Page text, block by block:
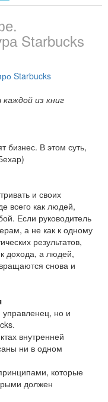
Starbucks
Starbucks
из книг
бизнес. В этом суть,
и своих
всего как людей,
Если руководитель
а не как к одному
результатов,
дохода, а людей,
снова и
управленец, но и
внутренней
ни в одном
которые
должен